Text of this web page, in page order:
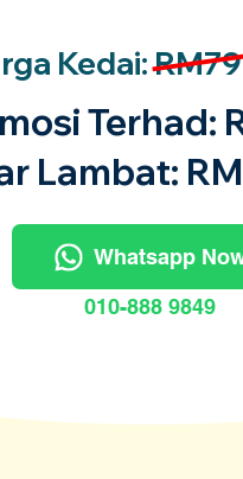
Kedai:
Terhad:
Lambat:
Whatsapp
010-888 9849